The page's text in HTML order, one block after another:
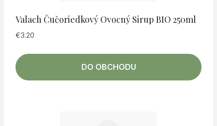
Valach Čučoriedkový Ovocný Sirup BIO 250ml
€3.20
DO OBCHODU